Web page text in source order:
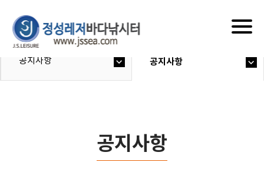
공지사항 공지사항
공지사항